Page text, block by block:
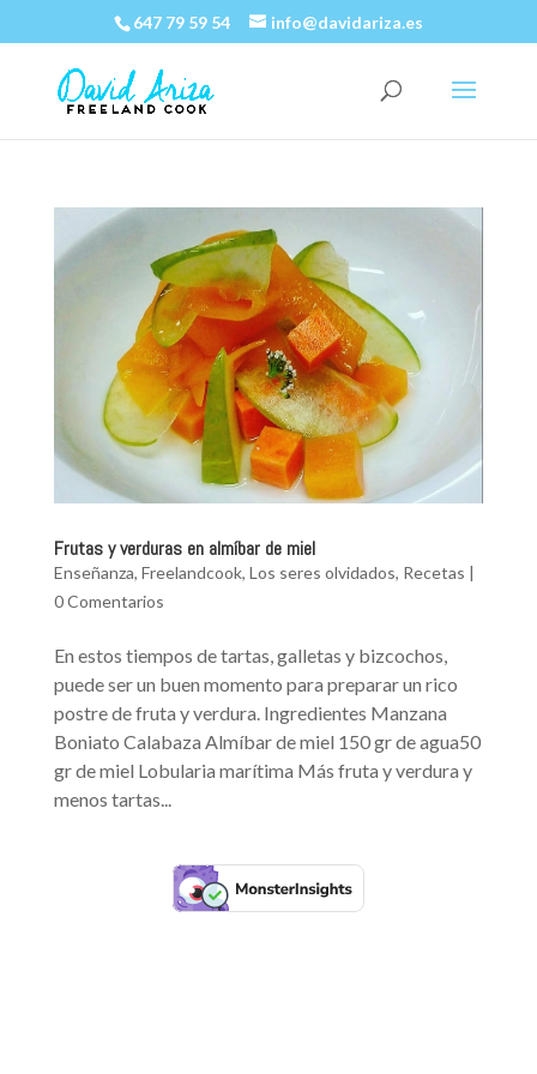
647 79 59 54 info@davidariza.es
Frutas y verduras en almíbar de miel
Enseñanza, Freelandcook, Los seres olvidados, Recetas |
0 Comentarios
En estos tiempos de tartas, galletas y bizcochos,
puede ser un buen momento para preparar un rico
postre de fruta y verdura. Ingredientes Manzana
Boniato Calabaza Almíbar de miel 150 gr de agua50
gr de miel Lobularia marítima Más fruta y verdura y
menos tartas...